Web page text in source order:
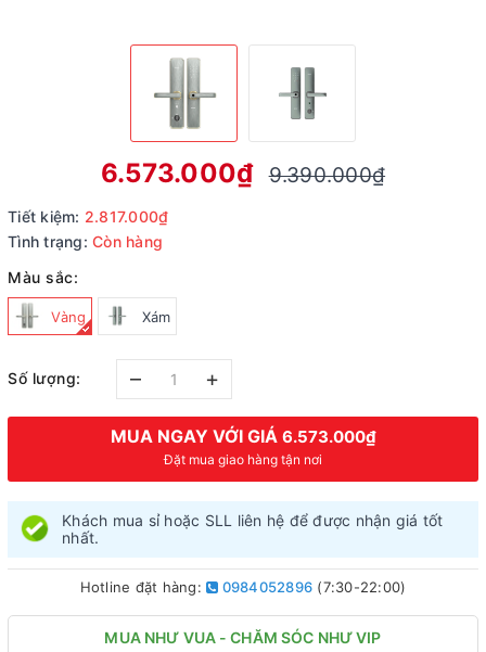
6.573.000₫ 9.390.000₫
Tiết kiệm: 2.817.000₫
Tình trạng: Còn hàng
Màu sắc:
Vàng Xám
Số lượng: – +
MUA NGAY VỚI GIÁ 6.573.000₫
Đặt mua giao hàng tận nơi
Khách mua sỉ hoặc SLL liên hệ để được nhận giá tốt
nhất.
Hotline đặt hàng: 0984052896 (7:30-22:00)
MUA NHƯ VUA - CHĂM SÓC NHƯ VIP